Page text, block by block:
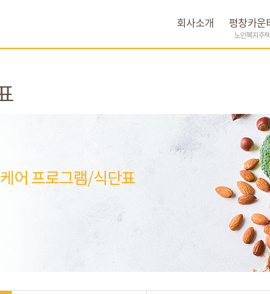
회사소개 평창카운
노인복지주택
어 프로그램/식단표